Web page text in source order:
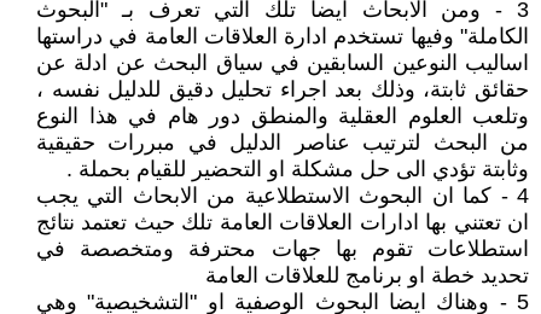
3 - ومن الابحاث ايضا تلك التي تعرف بـ "البحوث
الكاملة" وفيها تستخدم ادارة العلاقات العامة في دراستها
اساليب النوعين السابقين في سياق البحث عن ادلة عن
حقائق ثابتة، وذلك بعد اجراء تحليل دقيق للدليل نفسه ،
وتلعب العلوم العقلية والمنطق دور هام في هذا النوع
من البحث لترتيب عناصر الدليل في مبررات حقيقية
وثابتة تؤدي الى حل مشكلة او التحضير للقيام بحملة .
4 - كما ان البحوث الاستطلاعية من الابحاث التي يجب
ان تعتني بها ادارات العلاقات العامة تلك حيث تعتمد نتائج
استطلاعات تقوم بها جهات محترفة ومتخصصة في
تحديد خطة او برنامج للعلاقات العامة
5 - وهناك ايضا البحوث الوصفية او "التشخيصية" وهي